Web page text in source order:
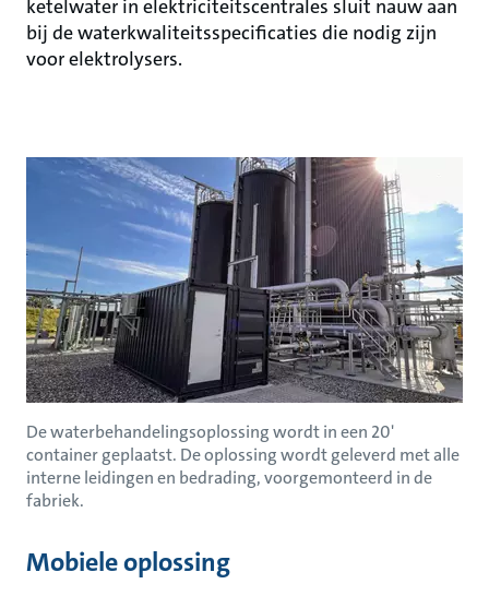
ketelwater in elektriciteitscentrales sluit nauw aan
bij de waterkwaliteitsspecificaties die nodig zijn
voor elektrolysers.
De waterbehandelingsoplossing wordt in een 20'
container geplaatst. De oplossing wordt geleverd met alle
interne leidingen en bedrading, voorgemonteerd in de
fabriek.
Mobiele oplossing